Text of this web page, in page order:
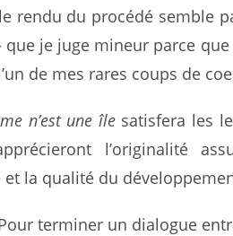
rendu du procédé semble
que je juge mineur parce
de mes rares coups de
n’est une îlesatisfera les
l’originalité
et la qualité du
terminer un dialogue